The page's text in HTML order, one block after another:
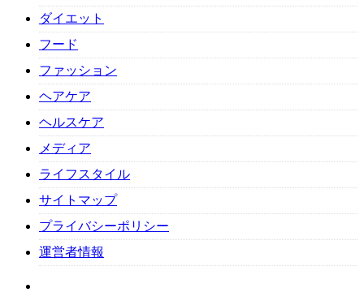
ダイエット
フード
ファッション
ヘアケア
ヘルスケア
メディア
ライフスタイル
サイトマップ
プライバシーポリシー
運営者情報